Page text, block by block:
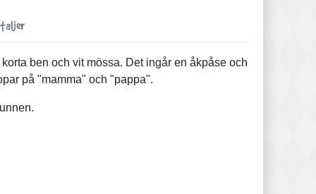
ben och vit mössa. Det ingår en åkpåse och
på "mamma" och "pappa".